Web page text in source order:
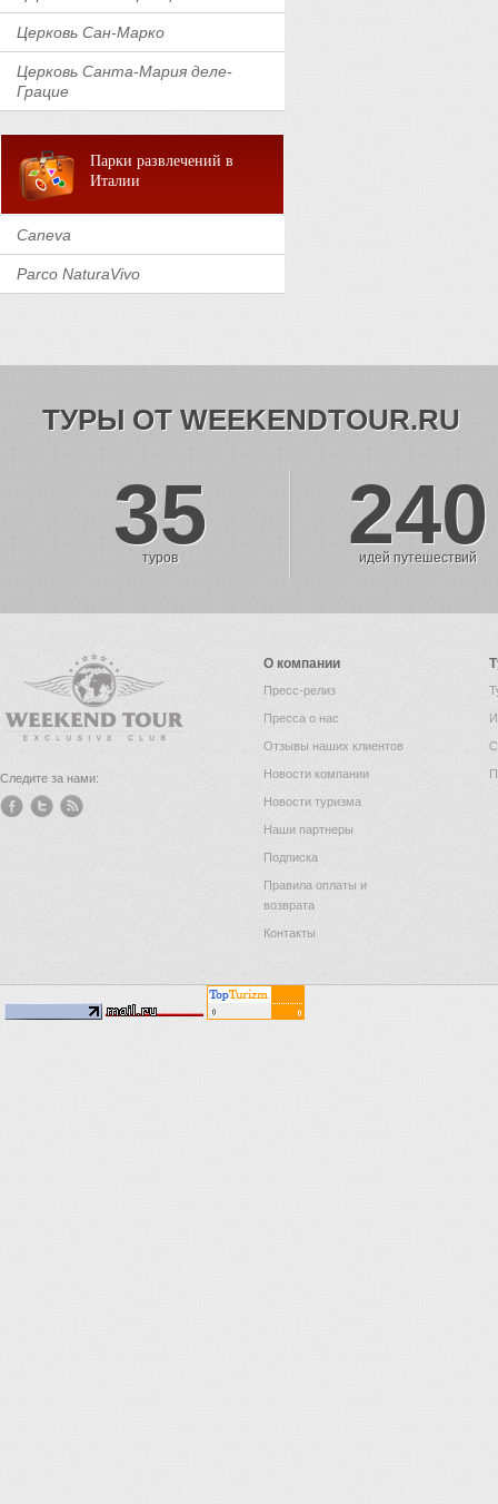
Церковь Сан-Марко
Церковь Санта-Мария деле-
Грацие
Парки развлечений в
Италии
Caneva
Parco NaturaVivo
ТУРЫ ОТ WEEKENDTOUR.RU
35
туров 240
идей путешествий
Следите за нами:
О компании
Пресс-релиз
Пресса о нас
Отзывы наших клиентов
Новости компании
Новости туризма
Наши партнеры
Подписка
Правила оплаты и
возврата
Контакты